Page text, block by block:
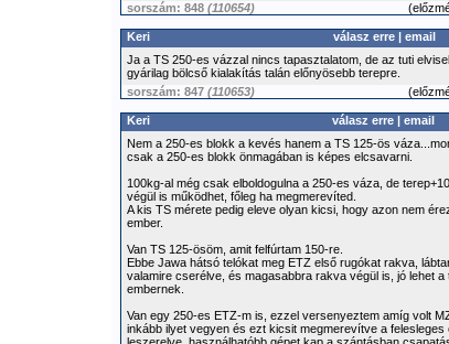
sorszám: 848 (110654) (
Keri válasz erre | email
Ja a TS 250-es vázzal nincs tapasztalatom, de az tuti
gyárilag bölcső kialakítás talán előnyösebb terepre.
sorszám: 847 (110653) (
Keri válasz erre | email
Nem a 250-es blokk a kevés hanem a TS 125-ös
csak a 250-es blokk önmagában is képes elcsavarni.
100kg-al még csak elboldogulna a 250-es váza, de
végül is működhet, főleg ha megmerevíted.
A kis TS mérete pedig eleve olyan kicsi, hogy azon nem
ember.
Van TS 125-ösöm, amit felfúrtam 150-re.
Ebbe Jawa hátsó telókat meg ETZ első rugókat rakva,
valamire cserélve, és magasabbra rakva végül is, jó lehet
embernek.
Van egy 250-es ETZ-m is, ezzel versenyeztem amíg volt
inkább ilyet vegyen és ezt kicsit megmerevítve a